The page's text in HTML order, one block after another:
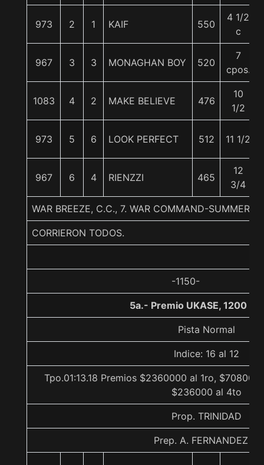
973 2 1 KAIF 550
4 1/2
c
967 3 3 MONAGHAN BOY 520
7
cpos.
1083 4 2 MAKE BELIEVE 476
10
1/2
973 5 6 LOOK PERFECT 512 11 1/2
967 6 4 RIENZZI 465
12
3/4
WAR BREEZE, C.C., 7. WAR COMMAND-SUMMER
CORRIERON TODOS.
-1150-
5a.- Premio UKASE, 1200
Pista Normal
Indice: 16 al 12
Tpo.01:13.18 Premios $2360000 al 1ro,
$236000 al 4to
Prop. TRINIDAD
Prep. A. FERNANDEZ L.